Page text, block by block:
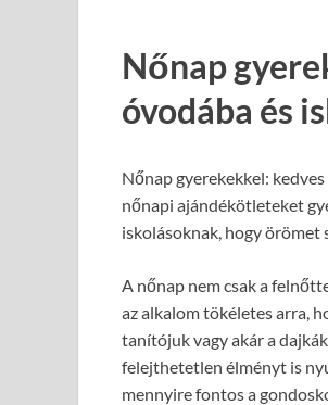
Nőnap
óvodába és
Nőnap gyerekekkel:
nőnapi ajándékötleteket
iskolásoknak, hogy örömet
A nőnap nem csak a
az alkalom tökéletes arra,
tanítójuk vagy akár a
felejthetetlen élményt is
mennyire fontos a